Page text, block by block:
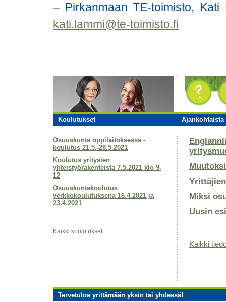
– Pirkanmaan TE-toimisto,
kati.lammi@te-toimisto.fi
Koulutukset Ajankohtaista
Osuuskunta oppilaitoksessa -
koulutus 21.5.-28.5.2021
Koulutus yritysten
yhteistyörakenteista 7.5.2021 klo 9-
12
Osuuskuntakoulutus
verkkokoulutuksena 16.4.2021 ja
23.4.2021
Kaikki koulutukset
Miksi
Uusin
Kaikki
Tervetuloa yrittämään yksin tai yhdessä!